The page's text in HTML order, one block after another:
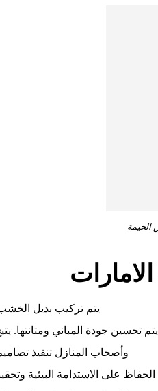
الخيمة
يتم تركيب بديل
يتم تحسين جودة المباني ومتانتها.
وأصحاب المنازل تنفيذ
على الاستدامة البيئية